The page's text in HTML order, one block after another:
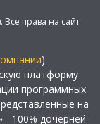
права на сайт
).
платформу
программных
на
100% дочерней